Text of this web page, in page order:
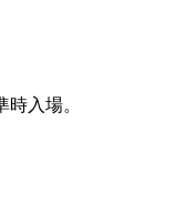
入場。